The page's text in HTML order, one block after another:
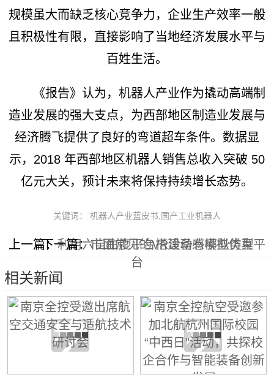
规模虽大而缺乏核心竞争力，企业生产效率一般
且积极性有限，直接影响了当地经济发展水平与
百姓生活。
《报告》认为，机器人产业作为撬动高端制
造业发展的强大支点，为西部地区制造业发展与
经济腾飞提供了良好的弯道超车条件。数据显
示，2018 年西部地区机器人销售总收入突破 50
亿元大关，预计未来将保持持续增长态势。
关键词： 机器人产业蓝皮书,国产工业机器人
上一篇：利用六自由度平台搭建动感模拟仿真平
台
下一篇：市面常见的VR设备有哪些类型
相关新闻